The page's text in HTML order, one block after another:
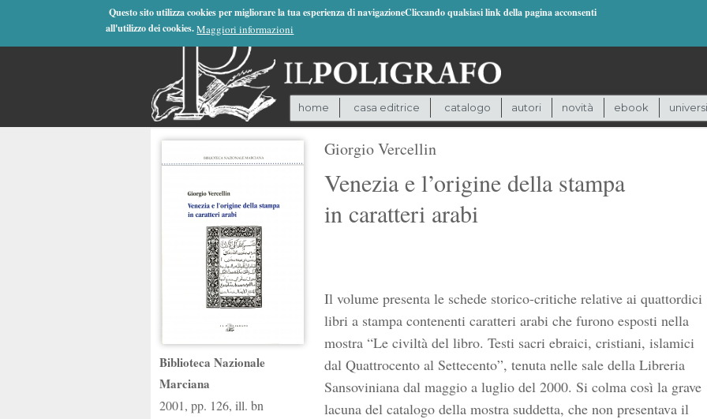
Questo sito utilizza cookies per migliorare la tua esperienza di navigazioneCliccando qualsiasi link della pagina acconsenti
all'utilizzo dei cookies. Maggiori informazioni
home casa editrice catalogo autori novità ebook
Biblioteca Nazionale
Marciana
2001, pp. 126, ill. bn
Giorgio Vercellin
Venezia e l’origine della stampa
in caratteri arabi
Il volume presenta le schede storico-critiche relative ai quattordici
libri a stampa contenenti caratteri arabi che furono esposti nella
mostra “Le civiltà del libro. Testi sacri ebraici, cristiani, islamici
dal Quattrocento al Settecento”, tenuta nelle sale della Libreria
Sansoviniana dal maggio a luglio del 2000. Si colma così la grave
lacuna del catalogo della mostra suddetta, che non presentava il